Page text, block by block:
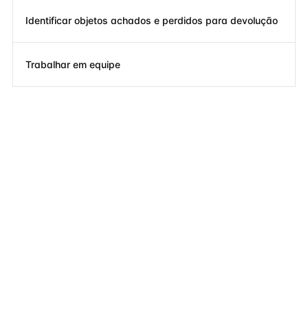
Identificar objetos achados e perdidos para devolução
Trabalhar em equipe